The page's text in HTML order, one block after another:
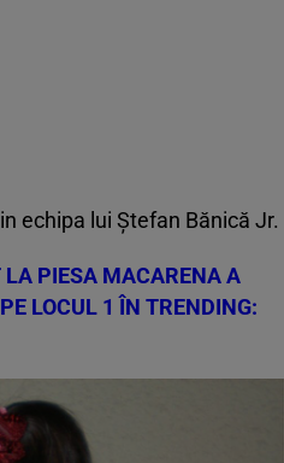
echipa lui Ștefan Bănică Jr.
PIESA MACARENA A
LOCUL 1 ÎN TRENDING: